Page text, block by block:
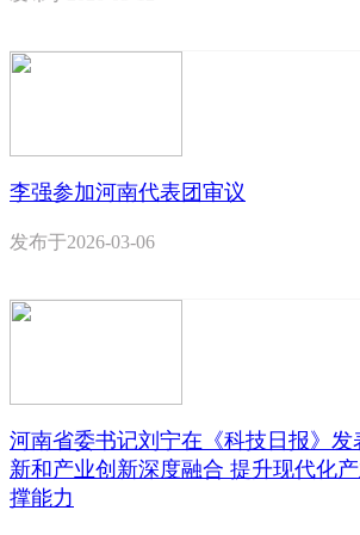
李强参加河南代表团审议
发布于2026-03-06
河南省委书记刘宁在《科技日报》发
新和产业创新深度融合 提升现代化
撑能力